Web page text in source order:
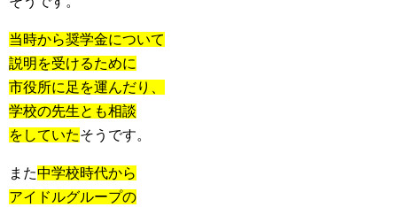
当時から奨学金について
説明を受けるために
市役所に足を運んだり、
学校の先生とも相談
をしていたそうです。
また中学校時代から
アイドルグループの